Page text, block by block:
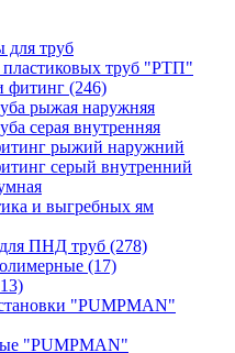
для труб
пластиковых труб "РТП"
фитинг (246)
рыжая наружняя
серая внутренняя
рыжий наружний
серый внутренний
и выгребных ям
ПНД труб (278)
(17)
"PUMPMAN"
"PUMPMAN"